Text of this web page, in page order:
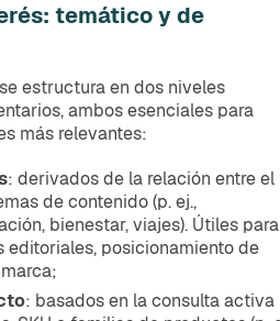
temático y de
estructura en dos niveles
ambos esenciales para
más relevantes:
: derivados de la relación entre el
de contenido (p. ej.,
bienestar, viajes). Útiles para
editoriales, posicionamiento de
: basados en la consulta activa